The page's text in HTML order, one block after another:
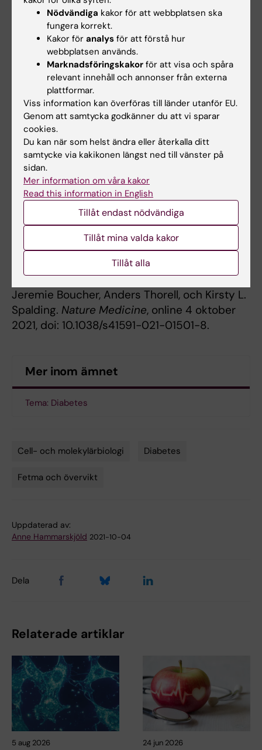
Institutet, Novo Nordisk Fonden, Karolinska
Institute/AstraZeneca Integrated Cardio
Metabolic Centre, Erling-Perssons Stiftelse,
Stiftelsen för strategisk forskning, Vallee
Scholar Awards Program, Svenska Sällskapet
för Medicinsk Forskning, Wilhelm och Else
Stockmanns stiftelse. Det finns inga
rapporterade intressekonflikter.
Publikation
Obesity and hyperinsulinemia drive
adipocytes to activate a cell cycle program
and senesce
”, Qian Li, Carolina E. Hagberg,
Helena Silva Cascales, Shuai Lang, Mervi T.
Hyvönen, Firoozeh Salehzadeh, Ping Chen, Ida
Alexandersson, Eleni Terezaki, Matthew J.
Harms, Maria Kutschke, Nahida Arifen, Niels
Krämer, Myriam Aouadi, Carole Knibbe,
Jeremie Boucher, Anders Thorell, och Kirsty L.
Spalding. Nature Medicine, online 4 oktober
2021, doi: 10.1038/s41591-021-01501-8.
Mer inom ämnet
Tema: Diabetes
Cell- och molekylärbiologi Diabetes
Fetma och övervikt
Uppdaterad av:
Anne Hammarskjöld 2021-10-04
Dela
Relaterade artiklar
5 aug 2026 24 jun 2026
Nödvändiga kakor för att webbplatsen ska
fungera korrekt.
Kakor för analys för att förstå hur
webbplatsen används.
Marknadsföringskakor för att visa och spåra
relevant innehåll och annonser från externa
plattformar.
Viss information kan överföras till länder utanför EU.
Genom att samtycka godkänner du att vi sparar
cookies.
Du kan när som helst ändra eller återkalla ditt
samtycke via kakikonen längst ned till vänster på
sidan.
Mer information om våra kakor
Read this information in English
Tillåt endast nödvändiga
Tillåt mina valda kakor
Tillåt alla